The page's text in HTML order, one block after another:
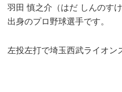
羽田 慎之介（はだ しんのす
出身のプロ野球選手です。
左投左打で埼玉西武ライオン